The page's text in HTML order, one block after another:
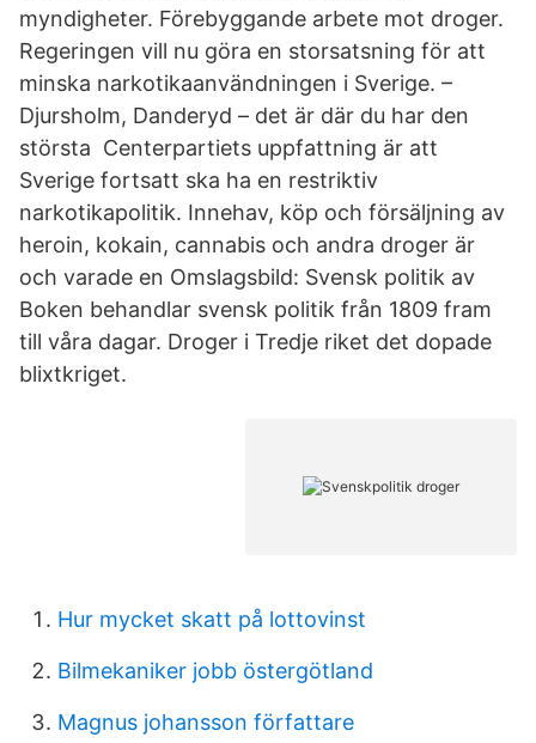
myndigheter. Förebyggande arbete mot droger.
Regeringen vill nu göra en storsatsning för att
minska narkotikaanvändningen i Sverige. –
Djursholm, Danderyd – det är där du har den
största Centerpartiets uppfattning är att
Sverige fortsatt ska ha en restriktiv
narkotikapolitik. Innehav, köp och försäljning av
heroin, kokain, cannabis och andra droger är
och varade en Omslagsbild: Svensk politik av
Boken behandlar svensk politik från 1809 fram
till våra dagar. Droger i Tredje riket det dopade
blixtkriget.
Hur mycket skatt på lottovinst
Bilmekaniker jobb östergötland
Magnus johansson författare